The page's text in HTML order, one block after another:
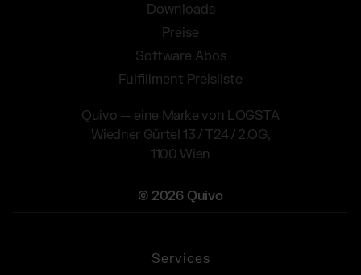
Downloads
Preise
Software Abos
Fulfillment Preisliste
Quivo — eine Marke von LOGSTA
Wiedner Gürtel 13 / T24 / 2.OG,
1100 Wien
© 2026 Quivo
Services